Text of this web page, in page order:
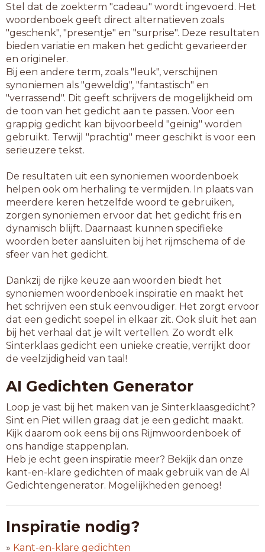
Stel dat de zoekterm "cadeau" wordt ingevoerd. Het
woordenboek geeft direct alternatieven zoals
"geschenk", "presentje" en "surprise". Deze resultaten
bieden variatie en maken het gedicht gevarieerder
en origineler.
Bij een andere term, zoals "leuk", verschijnen
synoniemen als "geweldig", "fantastisch" en
"verrassend". Dit geeft schrijvers de mogelijkheid om
de toon van het gedicht aan te passen. Voor een
grappig gedicht kan bijvoorbeeld "geinig" worden
gebruikt. Terwijl "prachtig" meer geschikt is voor een
serieuzere tekst.
De resultaten uit een synoniemen woordenboek
helpen ook om herhaling te vermijden. In plaats van
meerdere keren hetzelfde woord te gebruiken,
zorgen synoniemen ervoor dat het gedicht fris en
dynamisch blijft. Daarnaast kunnen specifieke
woorden beter aansluiten bij het rijmschema of de
sfeer van het gedicht.
Dankzij de rijke keuze aan woorden biedt het
synoniemen woordenboek inspiratie en maakt het
het schrijven een stuk eenvoudiger. Het zorgt ervoor
dat een gedicht soepel in elkaar zit. Ook sluit het aan
bij het verhaal dat je wilt vertellen. Zo wordt elk
Sinterklaas gedicht een unieke creatie, verrijkt door
de veelzijdigheid van taal!
AI Gedichten Generator
Loop je vast bij het maken van je Sinterklaasgedicht?
Sint en Piet willen graag dat je een gedicht maakt.
Kijk daarom ook eens bij ons Rijmwoordenboek of
ons handige stappenplan.
Heb je echt geen inspiratie meer? Bekijk dan onze
kant-en-klare gedichten of maak gebruik van de AI
Gedichtengenerator. Mogelijkheden genoeg!
Inspiratie nodig?
» Kant-en-klare gedichten